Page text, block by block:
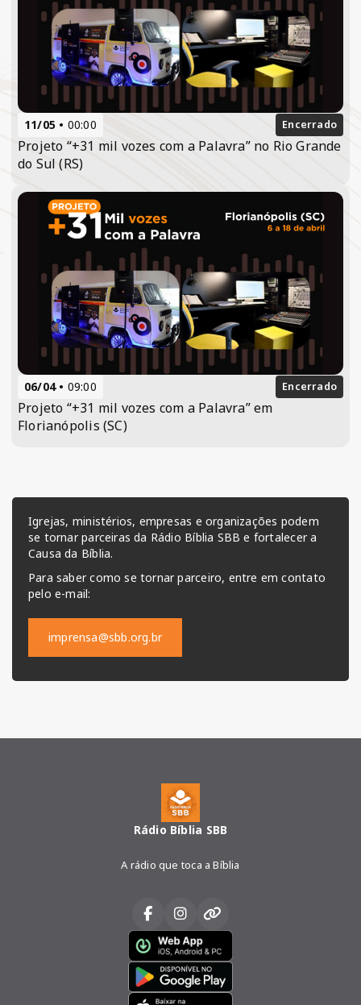
11/05 00:00 Encerrado
Projeto “+31 mil vozes com a Palavra” no Rio Grande
do Sul (RS)
06/04 09:00 Encerrado
Projeto “+31 mil vozes com a Palavra” em
Florianópolis (SC)
Igrejas, ministérios, empresas e organizações podem
se tornar parceiras da Rádio Bíblia SBB e fortalecer a
Causa da Bíblia.
Para saber como se tornar parceiro, entre em contato
pelo e-mail:
imprensa@sbb.org.br
Rádio Bíblia SBB
A rádio que toca a Bíblia